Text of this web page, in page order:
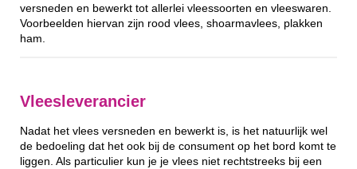
versneden en bewerkt tot allerlei vleessoorten en vleeswaren.
Voorbeelden hiervan zijn rood vlees, shoarmavlees, plakken
ham.
Vleesleverancier
Nadat het vlees versneden en bewerkt is, is het natuurlijk wel
de bedoeling dat het ook bij de consument op het bord komt te
liggen. Als particulier kun je je vlees niet rechtstreeks bij een